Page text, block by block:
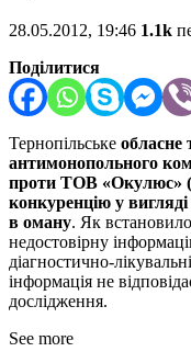
28.05.2012, 19:46 1.1k
Поділитися
Тернопільське обласне
антимонопольного
проти ТОВ «Окулюс»
конкуренцію у
в оману. Як
недостовірну
діагностично-
інформація не
дослідження.
See more